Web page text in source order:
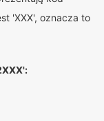
'XXX', oznacza to